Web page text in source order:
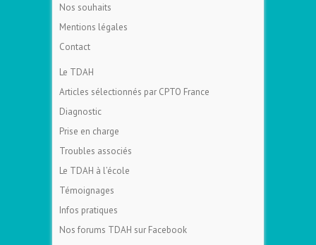
Nos souhaits
Mentions légales
Contact
Le TDAH
Articles sélectionnés par CPTO France
Diagnostic
Prise en charge
Troubles associés
Le TDAH à l’école
Témoignages
Infos pratiques
Nos forums TDAH sur Facebook